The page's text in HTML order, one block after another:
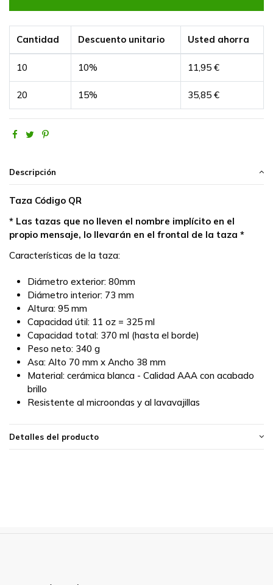
Cantidad Descuento unitario Usted ahorra
10 10% 11,95 €
20 15% 35,85 €
Descripción
Taza Código QR
* Las tazas que no lleven el nombre implícito en el
propio mensaje, lo llevarán en el frontal de la taza *
Características de la taza:
Diámetro exterior: 80mm
Diámetro interior: 73 mm
Altura: 95 mm
Capacidad útil: 11 oz = 325 ml
Capacidad total: 370 ml (hasta el borde)
Peso neto: 340 g
Asa: Alto 70 mm x Ancho 38 mm
Material: cerámica blanca - Calidad AAA con acabado
brillo
Resistente al microondas y al lavavajillas
Detalles del producto